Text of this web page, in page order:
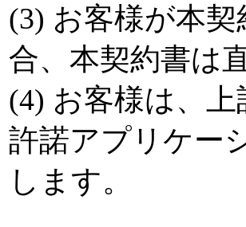
(3) お客様が本
合、本契約書は
(4) お客様は、
許諾アプリケー
します。